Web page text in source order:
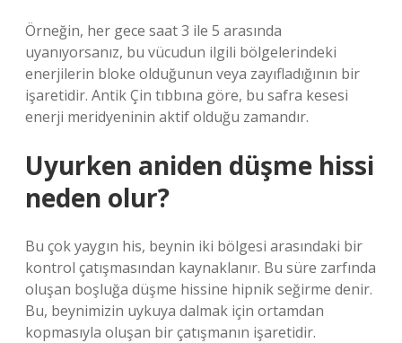
Örneğin, her gece saat 3 ile 5 arasında
uyanıyorsanız, bu vücudun ilgili bölgelerindeki
enerjilerin bloke olduğunun veya zayıfladığının bir
işaretidir. Antik Çin tıbbına göre, bu safra kesesi
enerji meridyeninin aktif olduğu zamandır.
Uyurken aniden düşme hissi
neden olur?
Bu çok yaygın his, beynin iki bölgesi arasındaki bir
kontrol çatışmasından kaynaklanır. Bu süre zarfında
oluşan boşluğa düşme hissine hipnik seğirme denir.
Bu, beynimizin uykuya dalmak için ortamdan
kopmasıyla oluşan bir çatışmanın işaretidir.